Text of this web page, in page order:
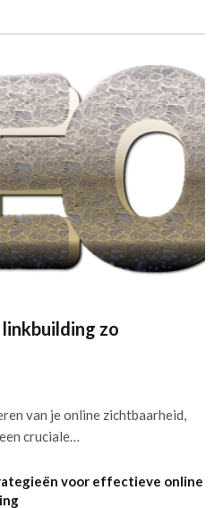
zo
van je online zichtbaarheid,
cruciale…
voor effectieve online